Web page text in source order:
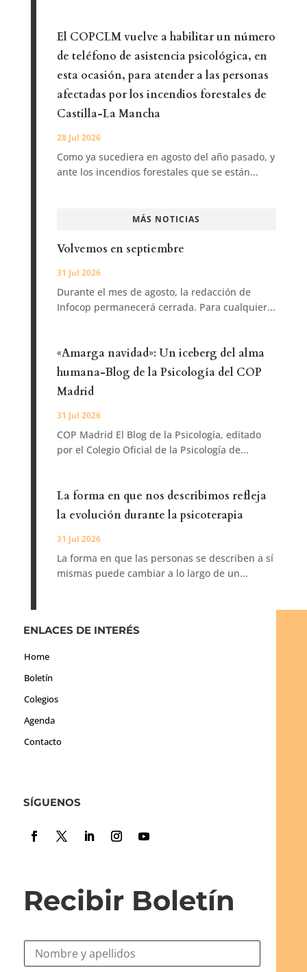
El COPCLM vuelve a habilitar un número
de teléfono de asistencia psicológica, en
esta ocasión, para atender a las personas
afectadas por los incendios forestales de
Castilla-La Mancha
28 Jul 2026
Como ya sucediera en agosto del año pasado, y
ante los incendios forestales que se están...
MÁS NOTICIAS
Volvemos en septiembre
31 Jul 2026
Durante el mes de agosto, la redacción de
Infocop permanecerá cerrada. Para cualquier...
«Amarga navidad»: Un iceberg del alma
humana-Blog de la Psicología del COP
Madrid
31 Jul 2026
COP Madrid El Blog de la Psicología, editado
por el Colegio Oficial de la Psicología de...
La forma en que nos describimos refleja
la evolución durante la psicoterapia
31 Jul 2026
La forma en que las personas se describen a sí
mismas puede cambiar a lo largo de un...
ENLACES DE INTERÉS
Home
Boletín
Colegios
Agenda
Contacto
SÍGUENOS
Recibir Boletín
N